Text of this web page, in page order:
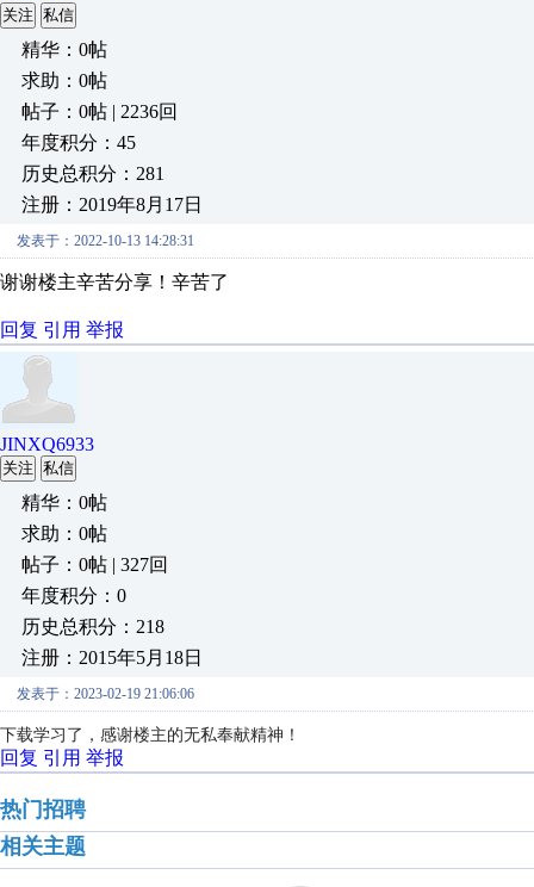
关注 私信
精华：0帖
求助：0帖
帖子：0帖 | 2236回
年度积分：45
历史总积分：281
注册：2019年8月17日
发表于：2022-10-13 14:28:31
谢谢楼主辛苦分享！辛苦了
回复 引用 举报
JINXQ6933
关注 私信
精华：0帖
求助：0帖
帖子：0帖 | 327回
年度积分：0
历史总积分：218
注册：2015年5月18日
发表于：2023-02-19 21:06:06
下载学习了，感谢楼主的无私奉献精神！
回复 引用 举报
热门招聘
相关主题